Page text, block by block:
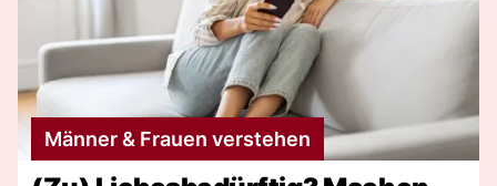
Männer & Frauen verstehen